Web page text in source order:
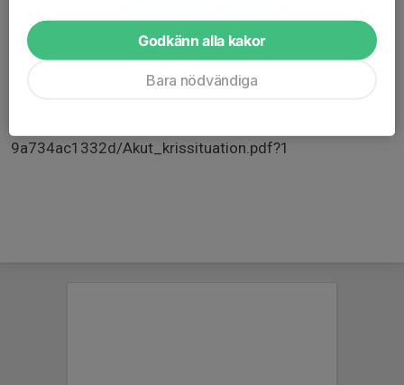
eb83-49ea-8587-
e28e3b14a24e/Nattvandringens_ABC.pdf?1
9a734ac1332d/Akut_krissituation.pdf?1
Godkänn alla kakor
Bara nödvändiga